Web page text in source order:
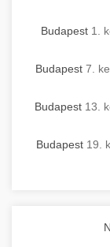
Budapest 1.
Budapest 7.
Budapest 13.
Budapest 19.